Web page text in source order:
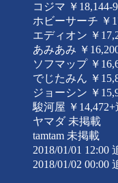
コジマ ￥18,144-
ホビーサーチ ￥
エディオン ￥
あみあみ ￥
ソフマップ ￥
でじたみん ￥
ジョーシン ￥
駿河屋 ￥14,472+
ヤマダ 未掲載
tamtam 未掲載
2018/01/01
2018/01/02 00:00